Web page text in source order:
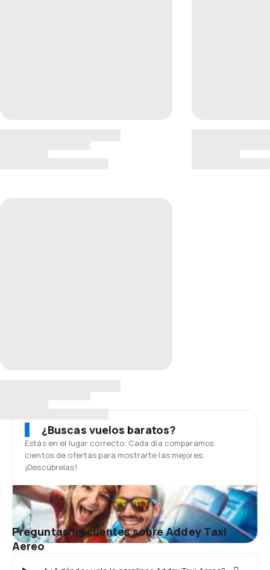
¿Buscas vuelos baratos?
Estás en el lugar correcto. Cada día comparamos
cientos de ofertas para mostrarte las mejores.
¡Descúbrelas!
Preguntas frecuentes sobre Addey Taxi
Aereo